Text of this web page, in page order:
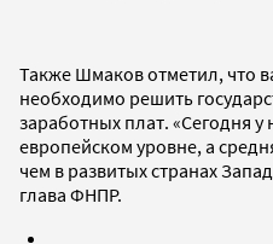
Также Шмаков отметил, что
необходимо решить
заработных плат. «Сегодня
европейском уровне, а
чем в развитых странах
глава ФНПР.